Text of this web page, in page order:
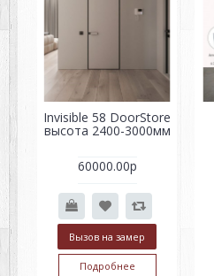
Invisible 58 DoorStore
высота 2400-3000мм
60000.00р
Вызов на замер
Подробнее